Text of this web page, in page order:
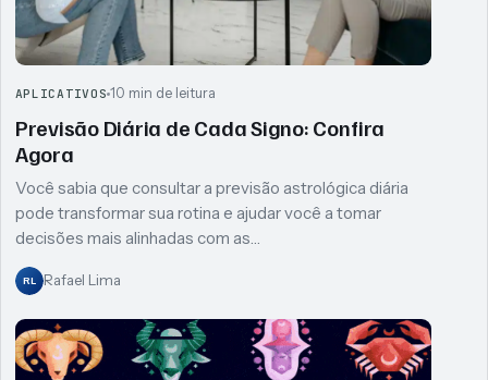
APLICATIVOS 10 min de leitura
Previsão Diária de Cada Signo: Confira
Agora
Você sabia que consultar a previsão astrológica diária
pode transformar sua rotina e ajudar você a tomar
decisões mais alinhadas com as…
RL Rafael Lima